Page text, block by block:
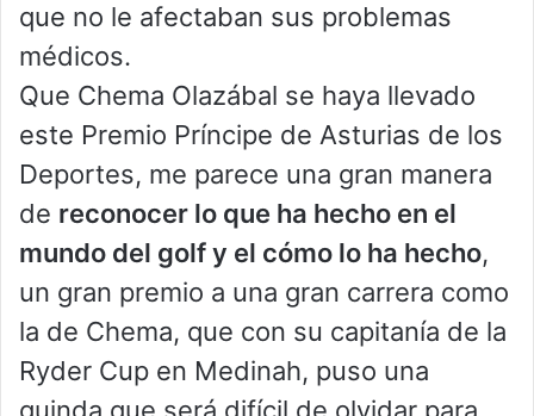
que no le afectaban sus problemas
médicos.
Que Chema Olazábal se haya llevado
este Premio Príncipe de Asturias de los
Deportes, me parece una gran manera
de reconocer lo que ha hecho en el
mundo del golf y el cómo lo ha hecho,
un gran premio a una gran carrera como
la de Chema, que con su capitanía de la
Ryder Cup en Medinah, puso una